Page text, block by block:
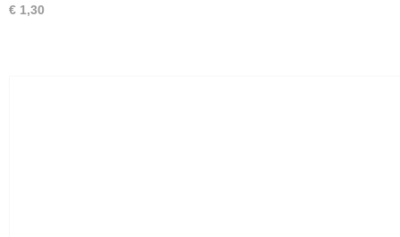
€ 1,30